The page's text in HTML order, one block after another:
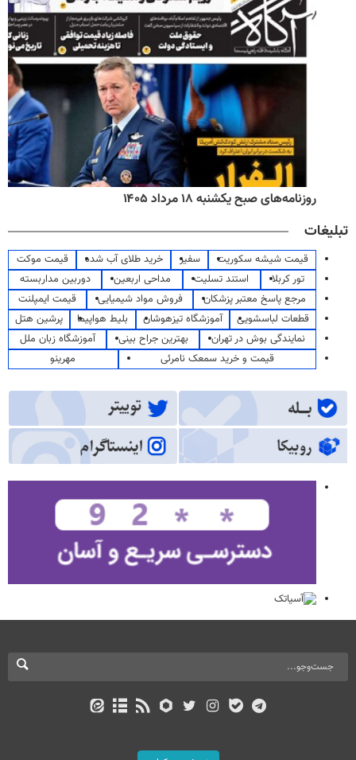
روزنامه‌های صبح یکشنبه ۱۸ مرداد ۱۴۰۵
تبلیغات
قیمت شیشه سکوریت سفیر خرید طلای آب شده
قیمت موکت
تور کربلا
استند تسلیت مداحی اربعین
دوربین مداربسته
مرجع پاسخ معتبر پزشکان
فروش مواد شیمیایی
قیمت ایمپلنت
قطعات لباسشویی
آموزشگاه تیزهوشان بلیط هواپیما
پرشین هتل
نمایندگی بوش در تهران
بهترین جراح بینی
آموزشگاه زبان ملل
قیمت و خرید سمعک نامرئی
مهرینو